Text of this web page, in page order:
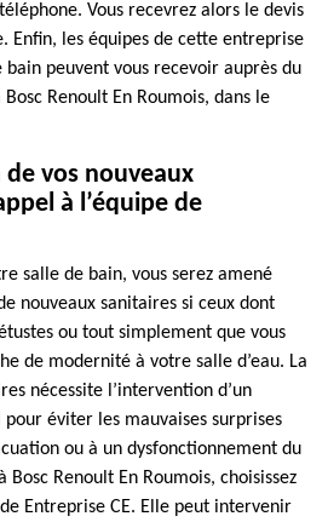
Vous recevrez alors le devis
Enfin, les équipes de cette entreprise
peuvent vous recevoir auprès du
Renoult En Roumois, dans le
vos nouveaux
à l’équipe de
salle de bain, vous serez amené
nouveaux sanitaires si ceux dont
ou tout simplement que vous
de modernité à votre salle d’eau. La
nécessite l’intervention d’un
éviter les mauvaises surprises
ou à un dysfonctionnement du
Bosc Renoult En Roumois, choisissez
Entreprise CE. Elle peut intervenir